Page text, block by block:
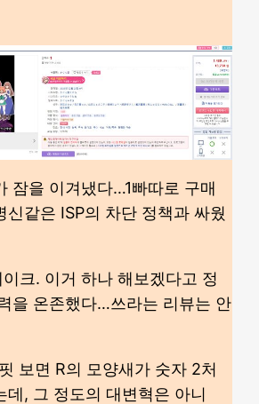
잠을 이겨냈다…1빠따로 구매
신같은 ISP의 차단 정책과 싸웠
크. 이거 하나 해보겠다고 정
을 온존했다…쓰라는 리뷰는 안
보면 R의 모양새가 숫자 2처
데, 그 정도의 대변혁은 아니